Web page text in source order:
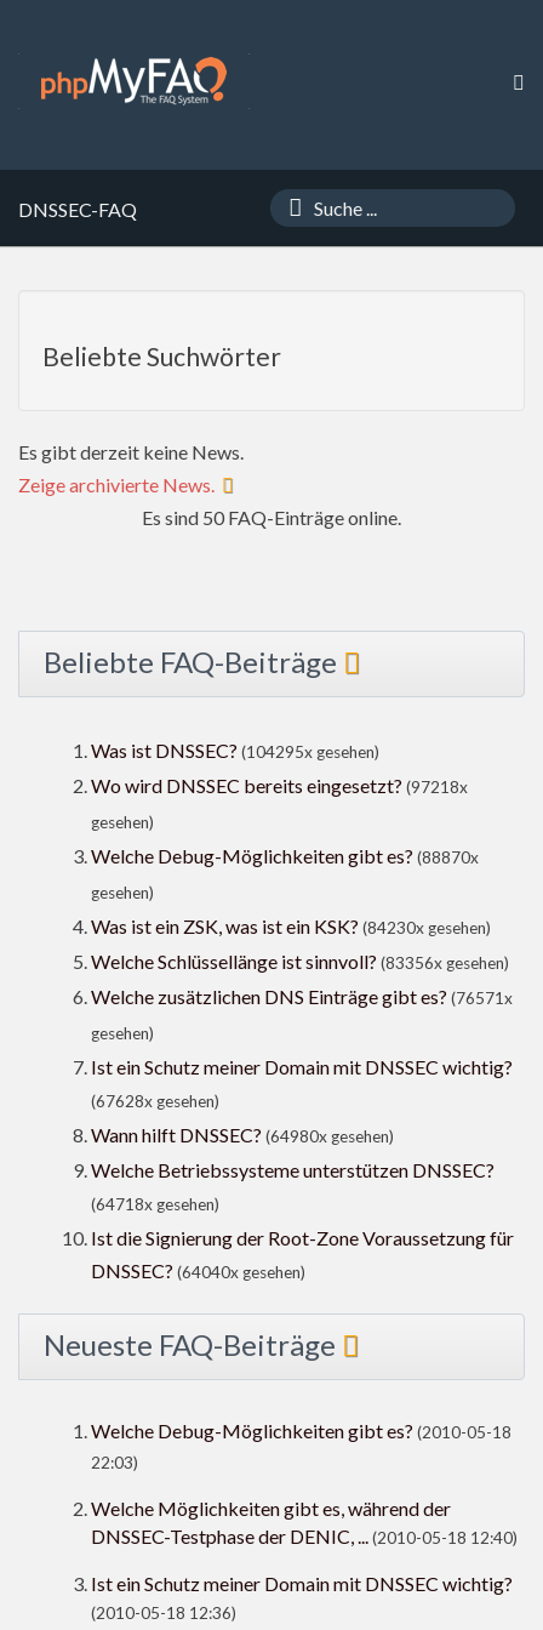
DNSSEC-FAQ
Beliebte Suchwörter
Es gibt derzeit keine News.
Zeige archivierte News.
Es sind 50 FAQ-Einträge online.
Beliebte FAQ-Beiträge
Was ist DNSSEC? (104295x gesehen)
Wo wird DNSSEC bereits eingesetzt? (97218x
gesehen)
Welche Debug-Möglichkeiten gibt es? (88870x
gesehen)
Was ist ein ZSK, was ist ein KSK? (84230x gesehen)
Welche Schlüssellänge ist sinnvoll? (83356x gesehen)
Welche zusätzlichen DNS Einträge gibt es? (76571x
gesehen)
Ist ein Schutz meiner Domain mit DNSSEC wichtig?
(67628x gesehen)
Wann hilft DNSSEC? (64980x gesehen)
Welche Betriebssysteme unterstützen DNSSEC?
(64718x gesehen)
Ist die Signierung der Root-Zone Voraussetzung für
DNSSEC? (64040x gesehen)
Neueste FAQ-Beiträge
Welche Debug-Möglichkeiten gibt es? (2010-05-18
22:03)
Welche Möglichkeiten gibt es, während der
DNSSEC-Testphase der DENIC, ...(2010-05-18 12:40)
Ist ein Schutz meiner Domain mit DNSSEC wichtig?
(2010-05-18 12:36)